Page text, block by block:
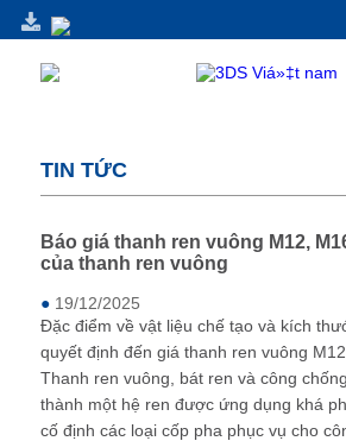
TIN TỨC
Báo giá thanh ren vuông M12,
của thanh ren vuông
● 19/12/2025
Đặc điểm về vật liệu chế tạo và kích
quyết định đến giá thanh ren vuông
Thanh ren vuông, bát ren và công
thành một hệ ren được ứng dụng khá
cố định các loại cốp pha phục vụ cho